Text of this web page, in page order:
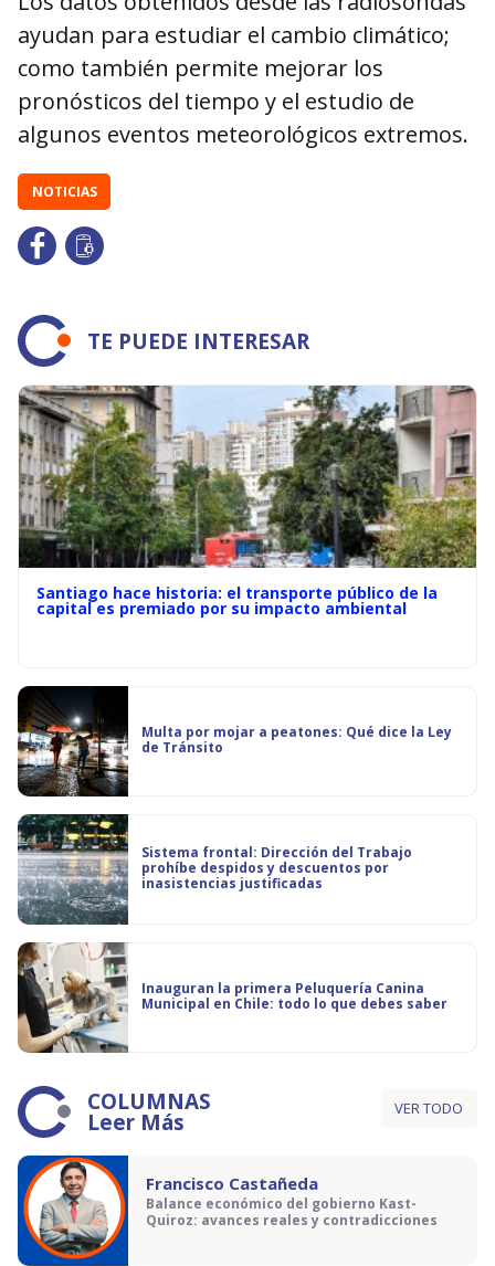
ayudan para estudiar el cambio climático;
como también permite mejorar los
pronósticos del tiempo y el estudio de
algunos eventos meteorológicos extremos.
NOTICIAS
TE PUEDE INTERESAR
Santiago hace historia: el transporte público de la
capital es premiado por su impacto ambiental
Multa por mojar a peatones: Qué dice la Ley
de Tránsito
Sistema frontal: Dirección del Trabajo
prohíbe despidos y descuentos por
inasistencias justificadas
Inauguran la primera Peluquería Canina
Municipal en Chile: todo lo que debes saber
COLUMNAS
Leer Más VER TODO
Francisco Castañeda
Balance económico del gobierno Kast-
Quiroz: avances reales y contradicciones